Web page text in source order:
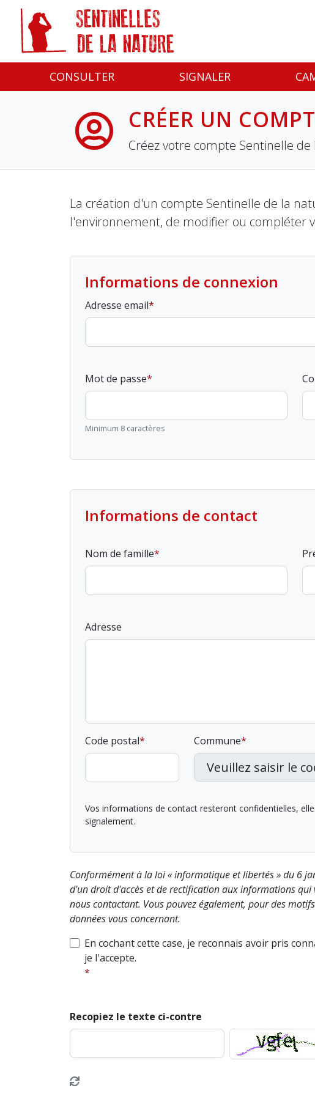
CONSULTER SIGNALER
CRÉER UN
Créez votre compte Sentinelle
La création d'un compte Sentinelle de la
l'environnement, de modifier ou compléter
Informations de connexion
Adresse email
Mot de passe
Minimum 8 caractères
Informations de contact
Nom de famille
Adresse
Code postal Commune
Vos informations de contact resteront confidentielles,
signalement.
Conformément à la loi « informatique et libertés » du 6
d'un droit d'accès et de rectification aux informations qui
nous contactant. Vous pouvez également, pour des
données vous concernant.
En cochant cette case, je reconnais avoir pris
je l'accepte.
Recopiez le texte ci-contre
Panneau de gestion des cookies